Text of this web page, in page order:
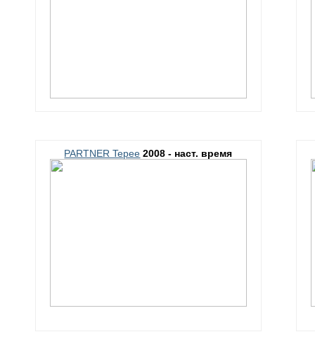
PARTNER Tepee 2008 - наст. время